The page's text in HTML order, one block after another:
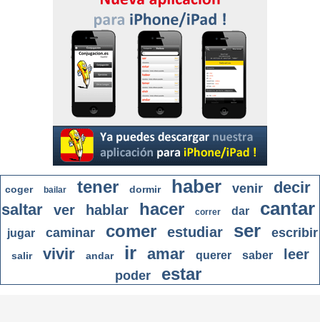
coger bailar tener dormir haber venir
decir
saltar
ver hablar hacer correr dar cantar
jugar caminar comer estudiar ser escribir
salir vivir andar ir amar querer saber leer
poder estar